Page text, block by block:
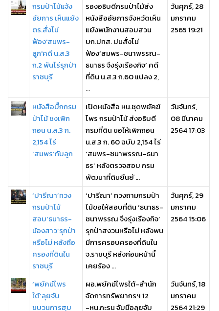
กรมป่าไม้แจ้ง
อัยการ เห็นแย้ง
ตร.สั่งไม่
ฟ้อง'สมพร-
ลูก'คดี น.ส.3
ก.2 พันไร่รุกป่า
ราชบุรี
รองอธิบดีกรมป่าไม้ส่ง
หนังสืออัยการจังหวัดเห็น
แย้งพนักงานสอบสวน
บก.ปทส. ปมสั่งไม่
ฟ้อง‘สมพร-ชนาพรรณ-
ธนาธร จึงรุ่งเรืองกิจ’ คดี
ที่ดิน น.ส.3 ก.60 แปลง 2,
...
วันศุกร์, 28
มกราคม
2565 19:21
หนังสือบิ๊กกรม
ป่าไม้ ชงเพิก
ถอน น.ส.3 ก.
2,154 ไร่
‘สมพร’กับลูก
เปิดหนังสือ หน.ชุดพยัคฆ์
ไพร กรมป่าไม้ ส่งอธิบดี
กรมที่ดิน ขอให้เพิกถอน
น.ส.3 ก. 60 ฉบับ 2,154 ไร่
‘สมพร-ชนาพรรณ-ธนา
ธร’ หลังตรวจสอบ กรม
พัฒนาที่ดินยืนยั ...
วันจันทร์,
08 มีนาคม
2564 17:03
‘ปารีณา’ทวง
กรมป่าไม้
สอบ‘ธนาธร-
น้องสาว’รุกป่า
หรือไม่ หลังถือ
ครองที่ดินใน
ราชบุรี
‘ปารีณา’ ทวงถามกรมป่า
ไม้ขอให้สอบที่ดิน ‘ธนาธร-
ชนาพรรณ จึงรุ่งเรืองกิจ’
รุกป่าสงวนหรือไม่ หลังพบ
มีการครอบครองที่ดินใน
จ.ราชบุรี หลังก่อนหน้านี้
เคยร้อง ...
วันศุกร์, 29
มกราคม
2564 15:06
‘พยัคฆ์ไพร
ใต้’ลุยจับ
ขบวนการฮุบ
ผอ.พยัคฆ์ไพรใต้-สำนัก
จัดการทรัพยากรฯ 12
-หน.กะรน จับมือลุยจับ
วันจันทร์, 18
มกราคม
2564 21:29